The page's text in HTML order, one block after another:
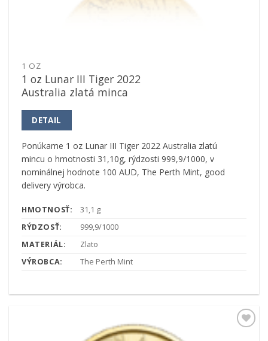
1 OZ
1 oz Lunar III Tiger 2022
Australia zlatá minca
DETAIL
Ponúkame 1 oz Lunar III Tiger 2022 Australia zlatú
mincu o hmotnosti 31,10g, rýdzosti 999,9/1000, v
nominálnej hodnote 100 AUD, The Perth Mint, good
delivery výrobca.
HMOTNOSŤ:
31,1 g
RÝDZOSŤ:
999,9/1000
MATERIÁL:
Zlato
VÝROBCA:
The Perth Mint